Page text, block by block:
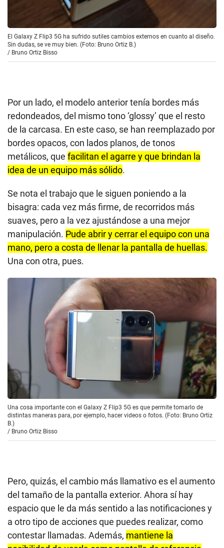
El Galaxy Z Flip3 5G ha sufrido sutiles cambios externos en cuanto al diseño.
Sin dudas, se ve muy bien. (Foto: Bruno Ortiz B.)
/ Bruno Ortiz Bisso
Por un lado, el modelo anterior tenía bordes más
redondeados, del mismo tono ‘glossy’ que el resto
de la carcasa. En este caso, se han reemplazado por
bordes opacos, con lados planos, de tonos
metálicos, que facilitan el agarre y que brindan la
idea de un equipo más sólido.
Se nota el trabajo que le siguen poniendo a la
bisagra: cada vez más firme, de recorridos más
suaves, pero a la vez ajustándose a una mejor
manipulación. Pude abrir y cerrar el equipo con una
mano, pero a costa de llenar la pantalla de huellas.
Una con otra, pues.
Una cosa importante con el Galaxy Z Flip3 5G es que permite tomarlo de
distintas maneras para, por ejemplo, hacer videos o fotos. (Foto: Bruno Ortiz
B.)
/ Bruno Ortiz Bisso
Pero, quizás, el cambio más llamativo es el aumento
del tamaño de la pantalla exterior. Ahora sí hay
espacio que le da más sentido a las notificaciones y
a otro tipo de acciones que puedes realizar, como
contestar llamadas. Además, mantiene la